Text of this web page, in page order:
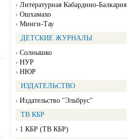
Литературная Кабардино-Балкария
Ошхамахо
Минги-Тау
ДЕТСКИЕ ЖУРНАЛЫ
Солнышко
НУР
НЮР
ИЗДАТЕЛЬСТВО
Издательство "Эльбрус"
ТВ КБР
1 КБР (ТВ КБР)